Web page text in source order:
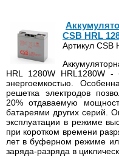
CSB HRL
Артикул CSB
HRL 1280W HRL1280W -
энергоемкостью.
решетка электродов
20% отдаваемую
батареями других серий.
эксплуатации в режиме
при коротком времени
лет в буферном режиме
заряда-разряда в